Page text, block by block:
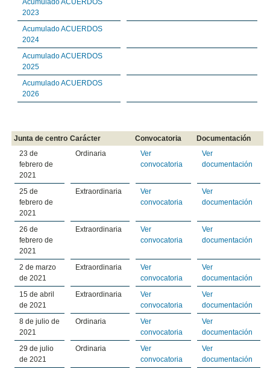
Acumulado ACUERDOS
2023
Acumulado ACUERDOS
2024
Acumulado ACUERDOS
2025
Acumulado ACUERDOS
2026
Junta de centro Carácter Convocatoria
Documentación
23 de
febrero de
2021
Ordinaria
Ver
convocatoria
Ver
documentación
25 de
febrero de
2021
Extraordinaria
Ver
convocatoria
Ver
documentación
26 de
febrero de
2021
Extraordinaria
Ver
convocatoria
Ver
documentación
2 de marzo
de 2021
Extraordinaria
Ver
convocatoria
Ver
documentación
15 de abril
de 2021
Extraordinaria
Ver
convocatoria
Ver
documentación
8 de julio de
2021
Ordinaria
Ver
convocatoria
Ver
documentación
29 de julio
de 2021
Ordinaria
Ver
convocatoria
Ver
documentación